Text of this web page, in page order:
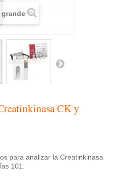
grande
CK y
para analizar la Creatinkinasa
101.